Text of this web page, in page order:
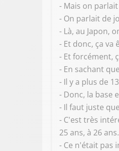
- Mais on
- On parlait de
- Là, au Japon,
- Et donc, ça va
- Et forcément,
- En sachant
- Il y a plus de
- Donc, la base
- Il faut juste
- C'est très
25 ans, à 26 ans.
- Ce n'était pas